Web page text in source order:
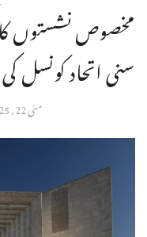
مخصوص نشستوں
سنی اتحاد کونسل
مئی 22, 2025